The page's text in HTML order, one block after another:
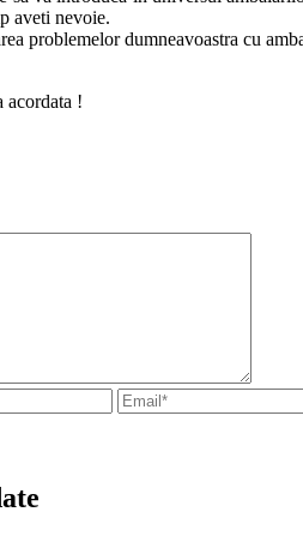
aveti nevoie.
problemelor dumneavoastra cu
acordata !